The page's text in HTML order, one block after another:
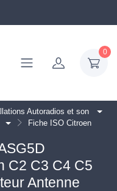
0
Autoradios et son
Fiche ISO Citroen
C2 C3 C4 C5
Antenne